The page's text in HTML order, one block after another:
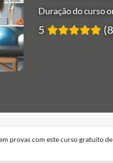
Duração do curso
5
provas com este curso gratuito